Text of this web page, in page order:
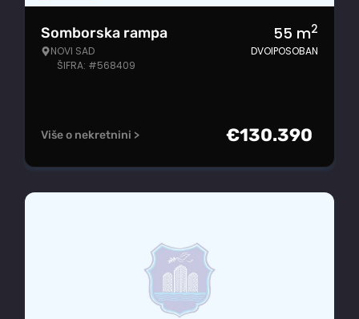
Somborska rampa
NOVI SAD
ŠIFRA: #568409
55 m2
DVOIPOSOBAN
Više o nekretnini > €130.390